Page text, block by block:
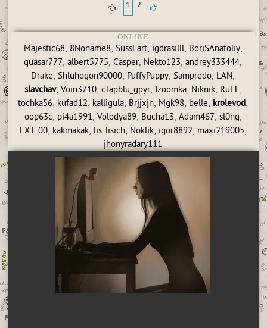
1 2
ONLINE
Majestic68, 8Noname8, SussFart, igdrasilll, BoriSAnatoliy,
quasar777,albert5775,Casper, Nekto123,andrey333444,
Drake,Shluhogon90000, PuffyPuppy,Sampredo, LAN,
slavchav, Voin3710, cTapblu_gpyr, Izoomka, Niknik, RuFF,
tochka56, kufad12, kalligula, Brjjxjn, Mgk98, belle, krolevod,
oop63c, pi4a1991, Volodya89, Bucha13, Adam467, sl0ng,
EXT_00, kakmakak, lis_lisich, Noklik, igor8892, maxi219005,
jhonyradary111